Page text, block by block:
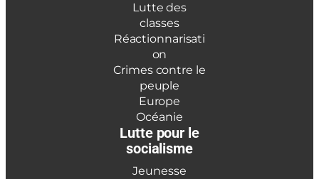
Lutte des
classes
Réactionnarisati
on
Crimes contre le
peuple
Europe
Océanie
Lutte pour le
socialisme
Jeunesse